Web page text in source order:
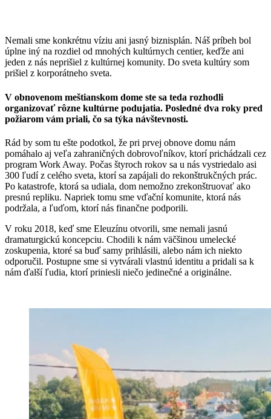
Nemali sme konkrétnu víziu ani jasný biznisplán. Náš príbeh bol
úplne iný na rozdiel od mnohých kultúrnych centier, keďže ani
jeden z nás neprišiel z kultúrnej komunity. Do sveta kultúry som
prišiel z korporátneho sveta.
V obnovenom meštianskom dome ste sa teda rozhodli
organizovať rôzne kultúrne podujatia. Posledné dva roky pred
požiarom vám priali, čo sa týka návštevnosti.
Rád by som tu ešte podotkol, že pri prvej obnove domu nám
pomáhalo aj veľa zahraničných dobrovoľníkov, ktorí prichádzali cez
program Work Away. Počas štyroch rokov sa u nás vystriedalo asi
300 ľudí z celého sveta, ktorí sa zapájali do rekonštrukčných prác.
Po katastrofe, ktorá sa udiala, dom nemožno zrekonštruovať ako
presnú repliku. Napriek tomu sme vďační komunite, ktorá nás
podržala, a ľuďom, ktorí nás finančne podporili.
V roku 2018, keď sme Eleuzínu otvorili, sme nemali jasnú
dramaturgickú koncepciu. Chodili k nám väčšinou umelecké
zoskupenia, ktoré sa buď samy prihlásili, alebo nám ich niekto
odporučil. Postupne sme si vytvárali vlastnú identitu a pridali sa k
nám ďalší ľudia, ktorí priniesli niečo jedinečné a originálne.